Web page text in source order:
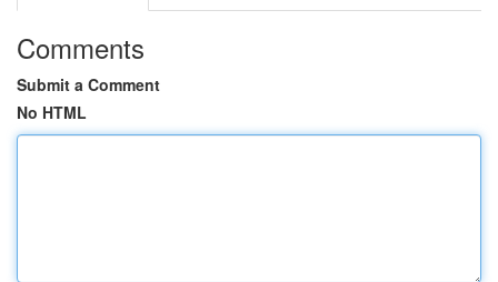
Comments
Submit a Comment
No HTML